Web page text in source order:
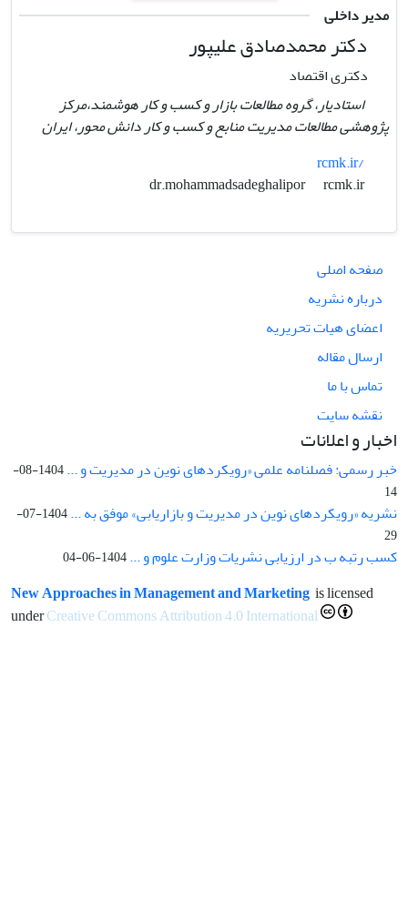
مدیر داخلی
دکتر محمدصادق علیپور
دکتری اقتصاد
استادیار، گروه مطالعات بازار و کسب و کار هوشمند،مرکز
پژوهشی مطالعات مدیریت منابع و کسب و کار دانش محور، ایران
rcmk.ir/
dr.mohammadsadeghalipor
rcmk.ir
صفحه اصلی
درباره نشریه
اعضای هیات تحریریه
ارسال مقاله
تماس با ما
نقشه سایت
اخبار و اعلانات
خبر رسمی: فصلنامه علمی «رویکردهای نوین در مدیریت و ...
1404-08-
14
نشریه «رویکردهای نوین در مدیریت و بازاریابی» موفق به ...
1404-07-
29
کسب رتبه ب در ارزیابی نشریات وزارت علوم و ...1404-06-04
New Approaches in Management and Marketing is licensed
underCreative Commons Attribution 4.0 International